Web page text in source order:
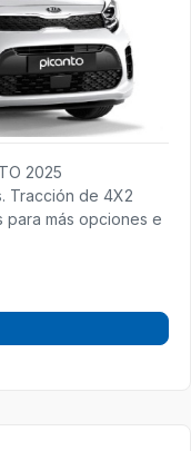
2025
Tracción de 4X2
para más opciones e